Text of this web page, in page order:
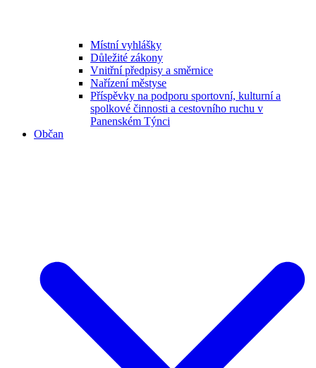
Místní vyhlášky
Důležité zákony
Vnitřní předpisy a směrnice
Nařízení městyse
Příspěvky na podporu sportovní, kulturní a
spolkové činnosti a cestovního ruchu v
Panenském Týnci
Občan